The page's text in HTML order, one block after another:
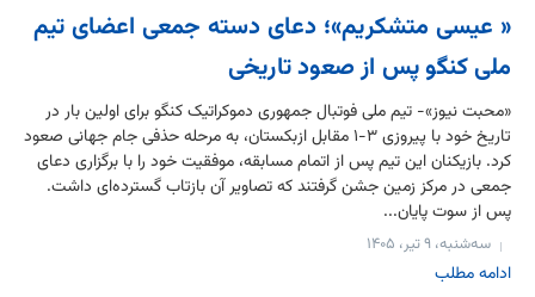
« عیسی متشکریم»؛ دعای دسته جمعی اعضای تیم
ملی کنگو پس از صعود تاریخی
«محبت نیوز»- تیم ملی فوتبال جمهوری دموکراتیک کنگو برای اولین بار در
تاریخ خود با پیروزی ۳-۱ مقابل ازبکستان، به مرحله حذفی جام جهانی صعود
کرد. بازیکنان این تیم پس از اتمام مسابقه، موفقیت خود را با برگزاری دعای
جمعی در مرکز زمین جشن گرفتند که تصاویر آن بازتاب گسترده‌ای داشت.
پس از سوت پایان...
سه‌شنبه، ۹ تیر، ۱۴۰۵
ادامه مطلب